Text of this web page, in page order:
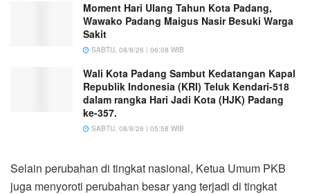
Moment Hari Ulang Tahun Kota Padang,
Wawako Padang Maigus Nasir Besuki Warga
Sakit
SABTU, 08/8/26 | 06:08 WIB
Wali Kota Padang Sambut Kedatangan Kapal
Republik Indonesia (KRI) Teluk Kendari-518
dalam rangka Hari Jadi Kota (HJK) Padang
ke-357.
SABTU, 08/8/26 | 05:58 WIB
Selain perubahan di tingkat nasional, Ketua Umum PKB
juga menyoroti perubahan besar yang terjadi di tingkat